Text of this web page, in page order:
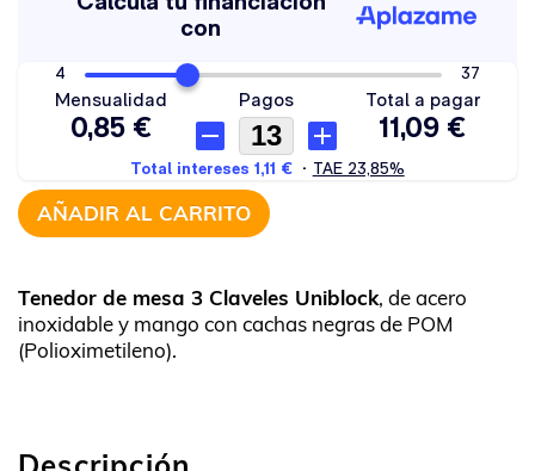
AÑADIR AL CARRITO
Tenedor de mesa 3 Claveles Uniblock, de acero
inoxidable y mango con cachas negras de POM
(Polioximetileno).